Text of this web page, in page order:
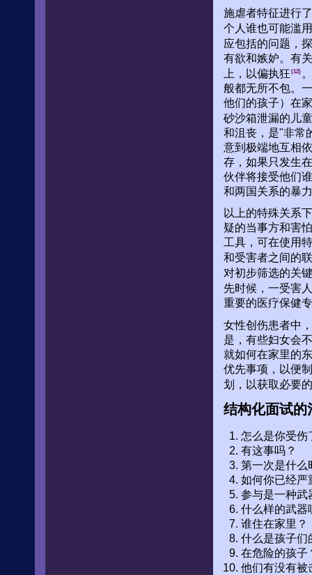
施虐者特征进行
个人谁也可能滥
应包括的问题，
有欲和嫉妒。有
上，以偏执狂 (12)
般都无所不包。
他们的孩子）在
砂沙箱泄漏的儿
和沮丧，是"非常
意到极端地互相
存，如果只发生
伙伴将接受他们
和两国关系的暴
以上的特殊关系
疑的当事方和害
工具，可在使用
和受害者之间的
对初步筛选的关
先时候，一受害
重要的医疗保健
女性创伤患者中
是，有些妇女会
就如何在家里的
优先事项，以便
划，以获取必要
结构化面试的
怎么是你受伤
有这事吗？
第一次是什么
如何你已经严
参与是一种武
什么样的武器
谁住在家里？
什么是孩子们
在危险的孩子
他们有没有被